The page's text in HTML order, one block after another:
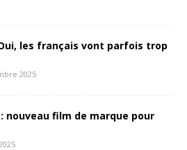
Oui, les français vont parfois trop
2025
nouveau film de marque pour